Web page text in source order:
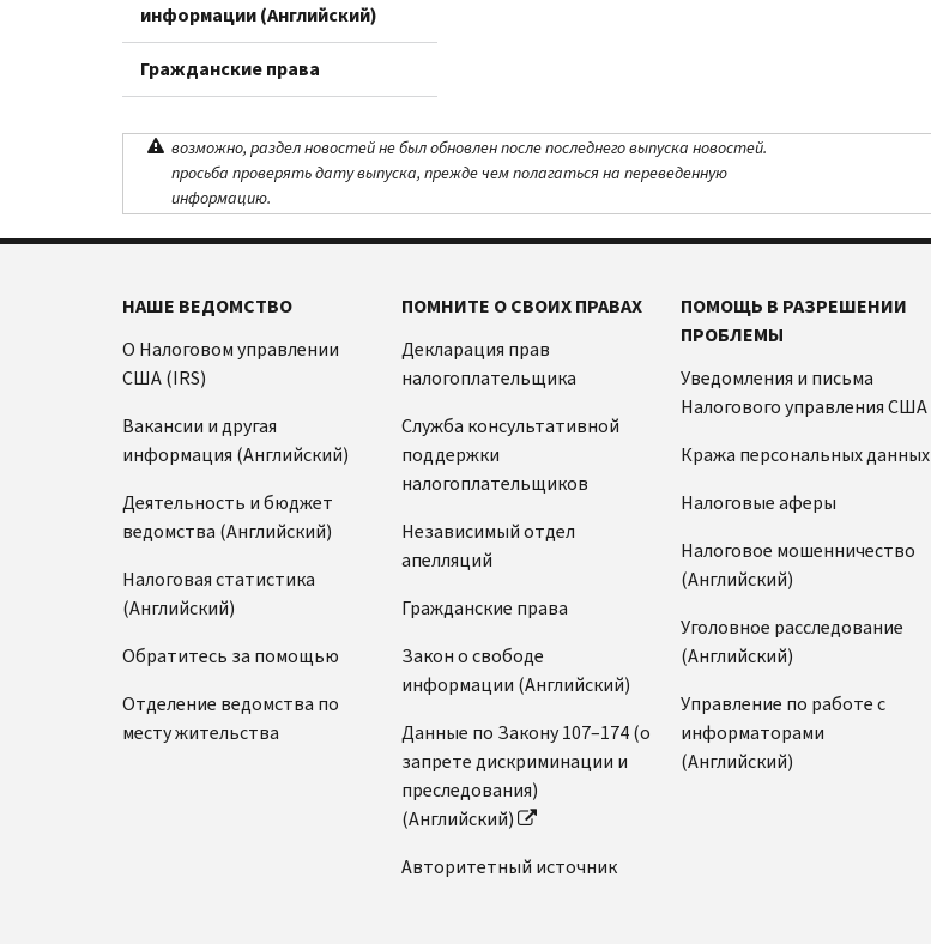
информации (Английский)
Гражданские права
возможно, раздел новостей не был обновлен после последнего выпуска новостей.
просьба проверять дату выпуска, прежде чем полагаться на переведенную
информацию.
НАШЕ ВЕДОМСТВО
О Налоговом управлении
США (IRS)
Вакансии и другая
информация (Английский)
Деятельность и бюджет
ведомства (Английский)
Налоговая статистика
(Английский)
Обратитесь за помощью
Отделение ведомства по
месту жительства
ПОМНИТЕ О СВОИХ ПРАВАХ
Декларация прав
налогоплательщика
Служба консультативной
поддержки
налогоплательщиков
Независимый отдел
апелляций
Гражданские права
Закон о свободе
информации (Английский)
Данные по Закону 107–174 (о
запрете дискриминации и
преследования)
(Английский)
Авторитетный источник
ПОМОЩЬ В РАЗРЕШЕНИИ
ПРОБЛЕМЫ
Уведомления и письма
Налогового управления США
Кража персональных данных
Налоговые аферы
Налоговое мошенничество
(Английский)
Уголовное расследование
(Английский)
Управление по работе с
информаторами
(Английский)